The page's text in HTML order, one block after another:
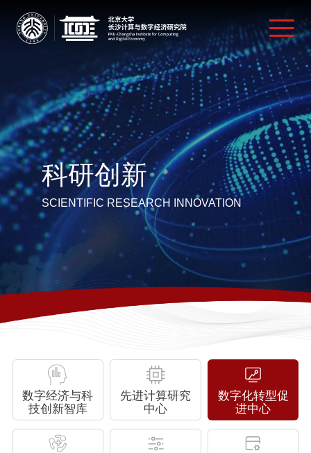
科研创新
SCIENTIFIC RESEARCH INNOVATION
数字经济与科
技创新智库
先进计算研究
中心
数字化转型促
进中心